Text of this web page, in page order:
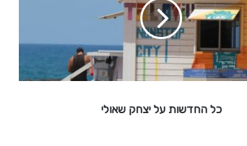
כל החדשות על יצחק שאולי